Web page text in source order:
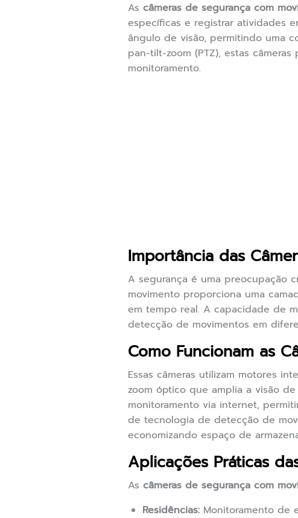
As câmeras de segurança com
específicas e registrar atividades
ângulo de visão, permitindo uma
pan-tilt-zoom (PTZ), estas
monitoramento.
Importância das
A segurança é uma preocupação
movimento proporciona uma
em tempo real. A capacidade de
detecção de movimentos em
Como Funcionam as
Essas câmeras utilizam motores
zoom óptico que amplia a visão
monitoramento via internet,
de tecnologia de detecção de
economizando espaço de
Aplicações Práticas
As câmeras de segurança com
Residências: Monitoramento de